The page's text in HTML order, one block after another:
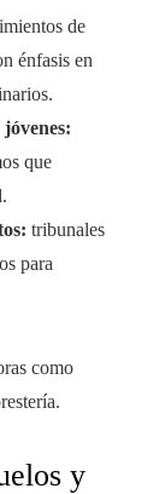
de
énfasis en
que
tribunales
para
como
y